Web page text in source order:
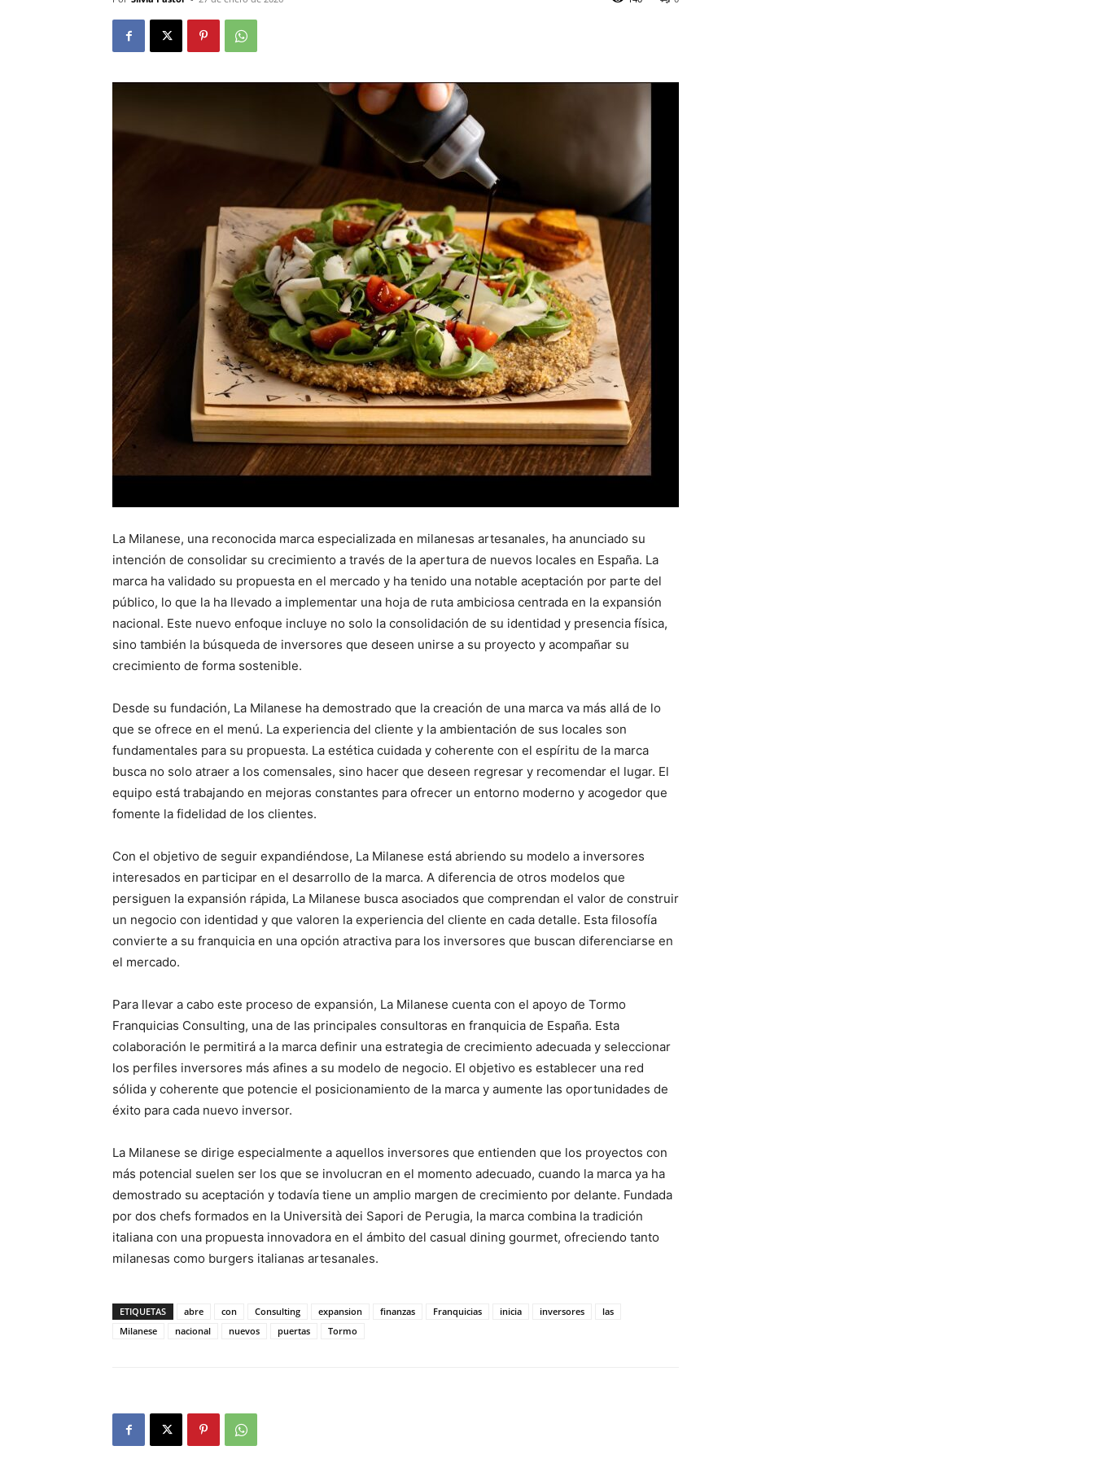
La Milanese, una reconocida marca especializada en milanesas artesanales, ha anunciado su
intención de consolidar su crecimiento a través de la apertura de nuevos locales en España. La
marca ha validado su propuesta en el mercado y ha tenido una notable aceptación por parte del
público, lo que la ha llevado a implementar una hoja de ruta ambiciosa centrada en la expansión
nacional. Este nuevo enfoque incluye no solo la consolidación de su identidad y presencia física,
sino también la búsqueda de inversores que deseen unirse a su proyecto y acompañar su
crecimiento de forma sostenible.
Desde su fundación, La Milanese ha demostrado que la creación de una marca va más allá de lo
que se ofrece en el menú. La experiencia del cliente y la ambientación de sus locales son
fundamentales para su propuesta. La estética cuidada y coherente con el espíritu de la marca
busca no solo atraer a los comensales, sino hacer que deseen regresar y recomendar el lugar. El
equipo está trabajando en mejoras constantes para ofrecer un entorno moderno y acogedor que
fomente la fidelidad de los clientes.
Con el objetivo de seguir expandiéndose, La Milanese está abriendo su modelo a inversores
interesados en participar en el desarrollo de la marca. A diferencia de otros modelos que
persiguen la expansión rápida, La Milanese busca asociados que comprendan el valor de construir
un negocio con identidad y que valoren la experiencia del cliente en cada detalle. Esta filosofía
convierte a su franquicia en una opción atractiva para los inversores que buscan diferenciarse en
el mercado.
Para llevar a cabo este proceso de expansión, La Milanese cuenta con el apoyo de Tormo
Franquicias Consulting, una de las principales consultoras en franquicia de España. Esta
colaboración le permitirá a la marca definir una estrategia de crecimiento adecuada y seleccionar
los perfiles inversores más afines a su modelo de negocio. El objetivo es establecer una red
sólida y coherente que potencie el posicionamiento de la marca y aumente las oportunidades de
éxito para cada nuevo inversor.
La Milanese se dirige especialmente a aquellos inversores que entienden que los proyectos con
más potencial suelen ser los que se involucran en el momento adecuado, cuando la marca ya ha
demostrado su aceptación y todavía tiene un amplio margen de crecimiento por delante. Fundada
por dos chefs formados en la Università dei Sapori de Perugia, la marca combina la tradición
italiana con una propuesta innovadora en el ámbito del casual dining gourmet, ofreciendo tanto
milanesas como burgers italianas artesanales.
ETIQUETAS abre con Consulting expansion finanzas Franquicias inicia inversores
las
Milanese
nacional nuevos puertas Tormo